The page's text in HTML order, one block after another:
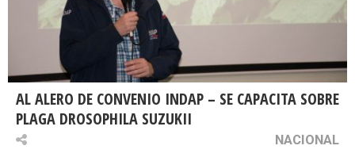
AL ALERO DE CONVENIO INDAP – SE CAPACITA SOBRE
PLAGA DROSOPHILA SUZUKII
NACIONAL